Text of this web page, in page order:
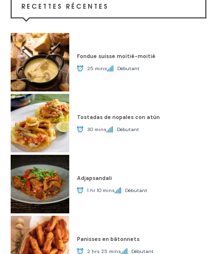
RECETTES RÉCENTES
Fondue suisse moitié-moitié
25 mins Débutant
Tostadas de nopales con atún
30 mins Débutant
Adjapsandali
1 hr 10 mins Débutant
Panisses en bâtonnets
2 hrs 25 mins Débutant